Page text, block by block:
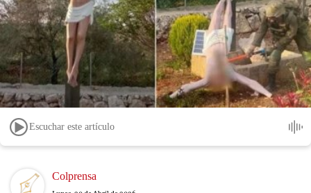
Escuchar este artículo
Image Colprensa